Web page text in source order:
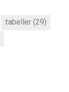
tabeller (29)